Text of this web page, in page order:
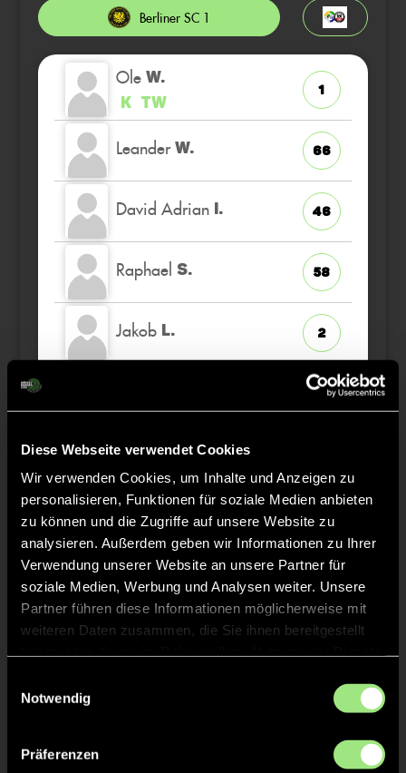
Diese Webseite verwendet Cookies
Wir verwenden Cookies, um Inhalte und Anzeigen zu
personalisieren, Funktionen für soziale Medien anbieten
zu können und die Zugriffe auf unsere Website zu
analysieren. Außerdem geben wir Informationen zu Ihrer
Verwendung unserer Website an unsere Partner für
soziale Medien, Werbung und Analysen weiter. Unsere
Partner führen diese Informationen möglicherweise mit
weiteren Daten zusammen, die Sie ihnen bereitgestellt
Notwendig
Präferenzen
Berliner SC 1
Ole W.
K TW
1
Leander W. 66
David Adrian I. 46
Raphael S. 58
Jakob L. 2
81
Staff
Linus STANGE